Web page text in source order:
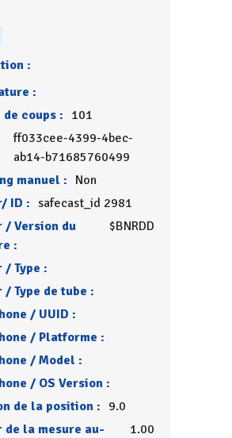
:
:
de coups : 101
ff033cee-4399-4bec-
ab14-b71685760499
manuel :
Non
ID : safecast_id 2981
/ Version du
:
$BNRDD
/ Type :
/ Type de tube :
/ UUID :
/ Platforme :
/ Model :
/ OS Version :
de la position : 9.0
de la mesure au-
1.00